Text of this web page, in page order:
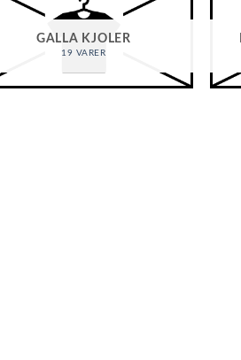
GALLA KJOLER
19 VARER